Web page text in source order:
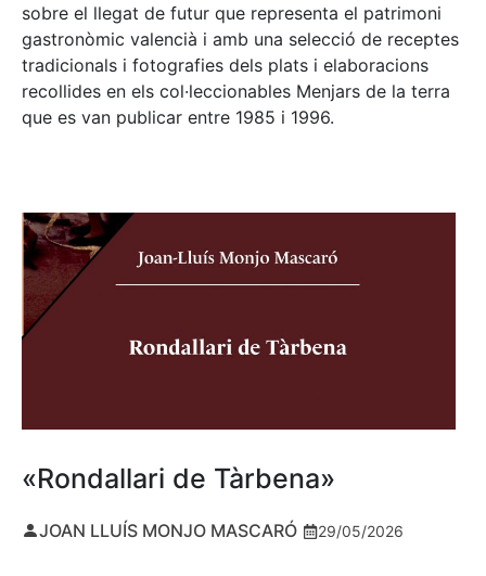
sobre el llegat de futur que representa el patrimoni
gastronòmic valencià i amb una selecció de receptes
tradicionals i fotografies dels plats i elaboracions
recollides en els col·leccionables Menjars de la terra
que es van publicar entre 1985 i 1996.
«Rondallari de Tàrbena»
JOAN LLUÍS MONJO MASCARÓ 29/05/2026